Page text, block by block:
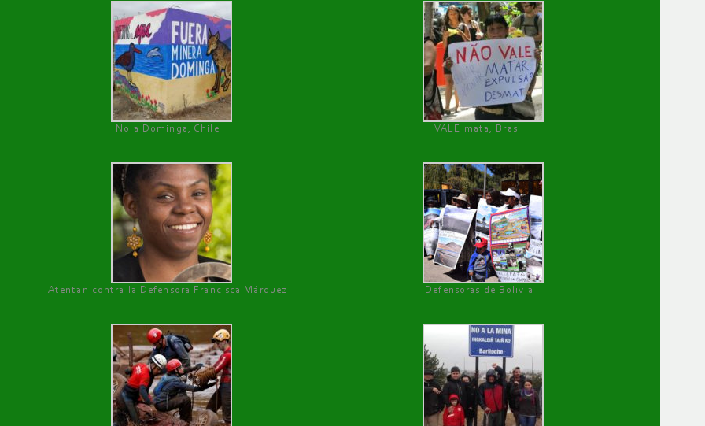
No a Dominga, Chile
VALE mata, Brasil
Atentan contra la Defensora Francisca Márquez Defensoras de Bolivia